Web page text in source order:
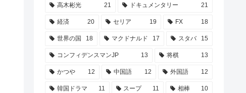
高木彬光 21 ドキュメンタリー 21
経済 20 セリア 19 FX 18
世界の国 18 マクドナルド 17 スタバ 15
コンフィデンスマンJP 13 将棋 13
かつや 12 中国語 12 外国語 12
韓国ドラマ 11 スープ 11 相棒 10